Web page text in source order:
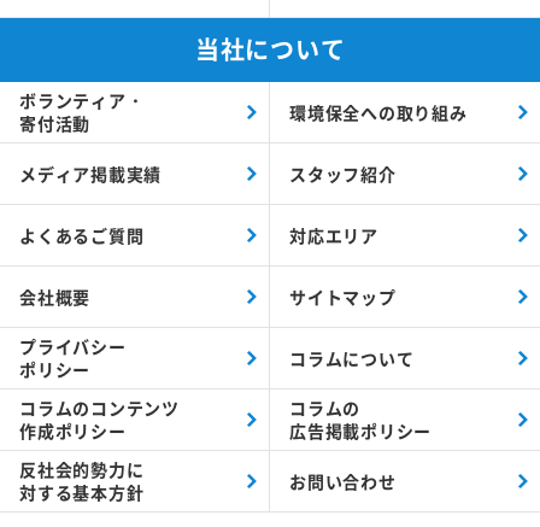
当社について
ボランティア・
寄付活動
環境保全への取り組み
メディア掲載実績 スタッフ紹介
よくあるご質問 対応エリア
会社概要 サイトマップ
プライバシー
ポリシー
コラムについて
コラムの コンテンツ
作成ポリシー
コラムの
広告掲載ポリシー
反社会的勢力に
対する基本方針 お問い合わせ